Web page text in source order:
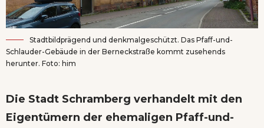
Stadtbildprägend und denkmalgeschützt. Das Pfaff-und-
Schlauder-Gebäude in der Berneckstraße kommt zusehends
herunter. Foto: him
Die Stadt Schramberg verhandelt mit den
Eigentümern der ehemaligen Pfaff-und-